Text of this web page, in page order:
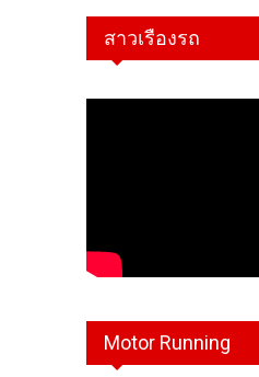
สาวเรืองรถ
Motor Running